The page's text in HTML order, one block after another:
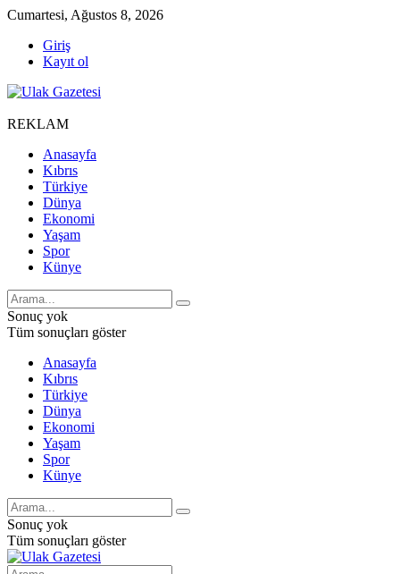
Cumartesi, Ağustos 8, 2026
Giriş
Kayıt ol
REKLAM
Anasayfa
Kıbrıs
Türkiye
Dünya
Ekonomi
Yaşam
Spor
Künye
Sonuç yok
Tüm sonuçları göster
Anasayfa
Kıbrıs
Türkiye
Dünya
Ekonomi
Yaşam
Spor
Künye
Sonuç yok
Tüm sonuçları göster